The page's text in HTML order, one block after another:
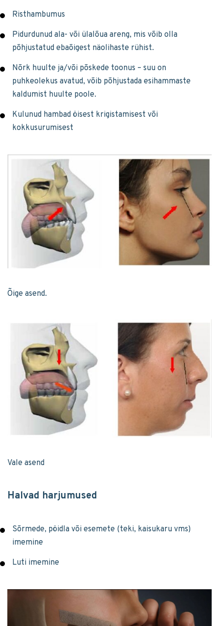
Risthambumus
Pidurdunud ala- või ülalõua areng, mis võib olla
põhjustatud ebaõigest näolihaste rühist.
Nõrk huulte ja/või põskede toonus – suu on
puhkeolekus avatud, võib põhjustada esihammaste
kaldumist huulte poole.
Kulunud hambad öisest krigistamisest või
kokkusurumisest
Õige asend.
Vale asend
Halvad harjumused
Sõrmede, pöidla või esemete (teki, kaisukaru vms)
imemine
Luti imemine